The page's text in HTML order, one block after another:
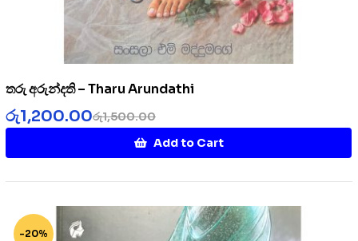
තරු අරුන්දති – Tharu Arundathi
රු1,500.00
රු1,200.00
Add to Cart
-20%